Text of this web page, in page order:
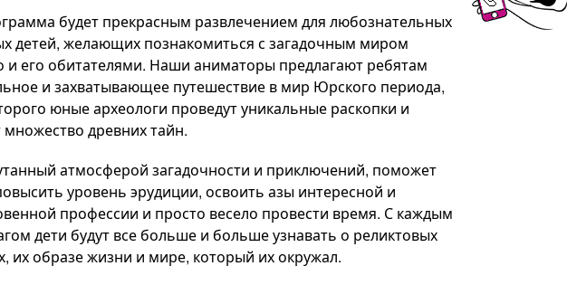
будет прекрасным развлечением для любознательных
детей, желающих познакомиться с загадочным миром
и его обитателями. Наши аниматоры предлагают ребятам
и захватывающее путешествие в мир Юрского периода,
юные археологи проведут уникальные раскопки и
древних тайн.
атмосферой загадочности и приключений, поможет
уровень эрудиции, освоить азы интересной и
профессии и просто весело провести время. С каждым
дети будут все больше и больше узнавать о реликтовых
их образе жизни и мире, который их окружал.